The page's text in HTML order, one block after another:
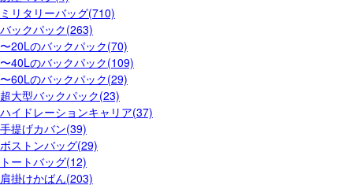
ミリタリーバッグ(710)
バックパック(263)
〜20Lのバックパック(70)
〜40Lのバックパック(109)
〜60Lのバックパック(29)
超大型バックパック(23)
ハイドレーションキャリア(37)
手提げカバン(39)
ボストンバッグ(29)
トートバッグ(12)
肩掛けかばん(203)